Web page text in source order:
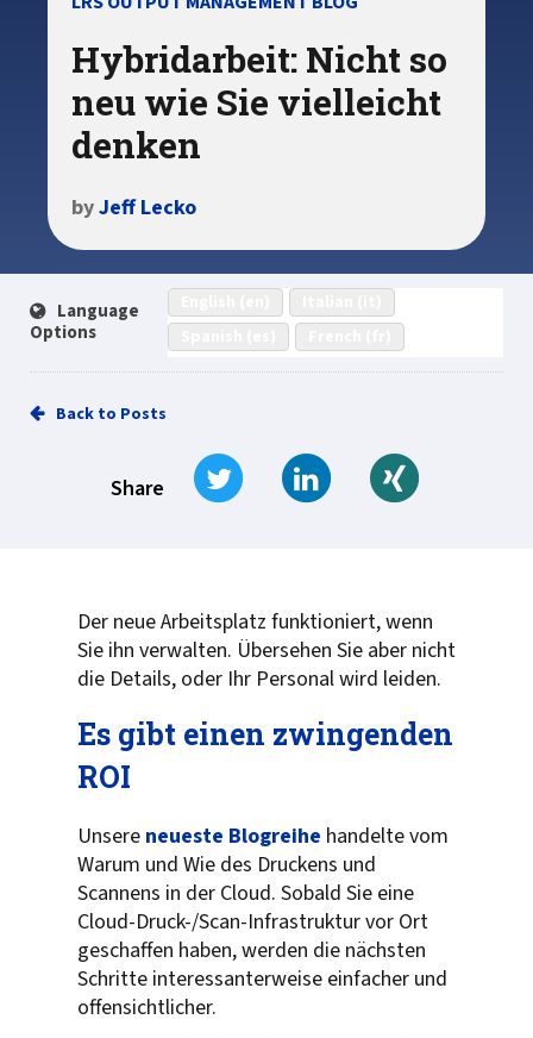
Hybridarbeit: Nicht so
neu wie Sie vielleicht
denken
byJeff Lecko
Language
Options
Back to Posts
Share
Tweet Share on LinkedIn
Der neue Arbeitsplatz funktioniert, wenn
Sie ihn verwalten. Übersehen Sie aber nicht
die Details, oder Ihr Personal wird leiden.
Es gibt einen zwingenden
ROI
Unsere neueste Blogreihe handelte vom
Warum und Wie des Druckens und
Scannens in der Cloud. Sobald Sie eine
Cloud-Druck-/Scan-Infrastruktur vor Ort
geschaffen haben, werden die nächsten
Schritte interessanterweise einfacher und
offensichtlicher.